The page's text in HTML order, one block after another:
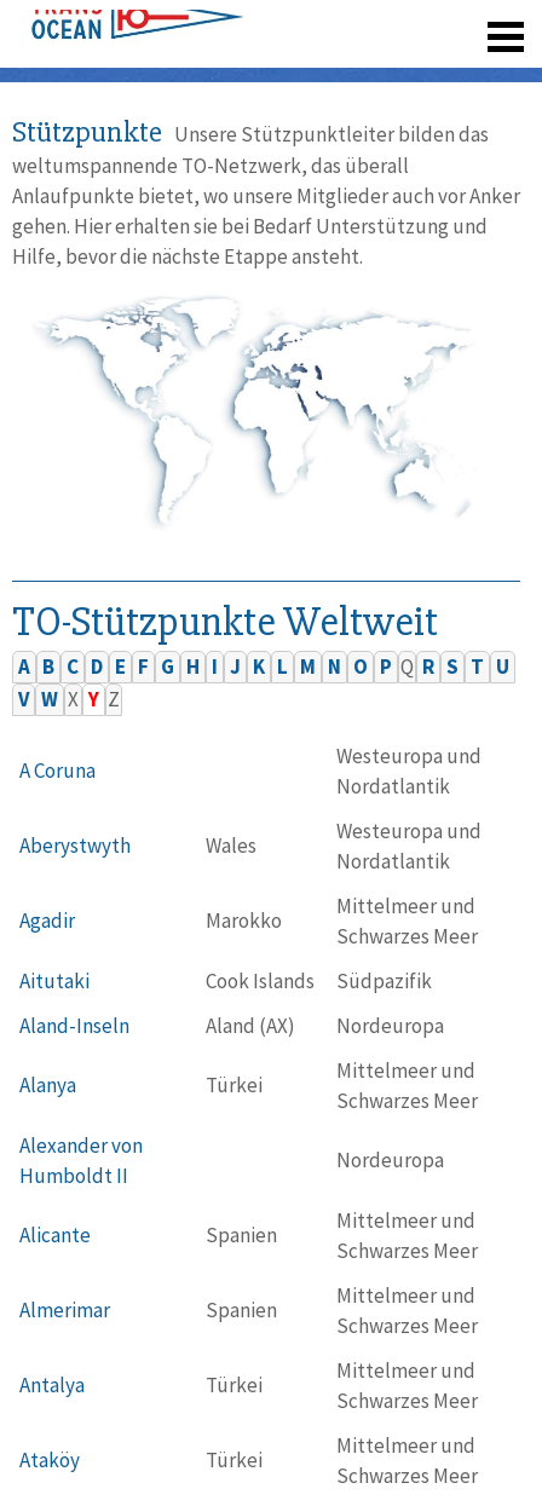
Stützpunkte Unsere Stützpunktleiter bilden das
weltumspannende TO-Netzwerk, das überall
Anlaufpunkte bietet, wo unsere Mitglieder auch vor Anker
gehen. Hier erhalten sie bei Bedarf Unterstützung und
Hilfe, bevor die nächste Etappe ansteht.
TO-Stützpunkte Weltweit
A B C D E F G H I J K L M N O P Q R S T U
V W X Y Z
A Coruna
Westeuropa und
Nordatlantik
Aberystwyth Wales
Westeuropa und
Nordatlantik
Agadir Marokko
Mittelmeer und
Schwarzes Meer
Aitutaki
Cook Islands
Südpazifik
Aland-Inseln
Aland (AX) Nordeuropa
Alanya Türkei
Mittelmeer und
Schwarzes Meer
Alexander von
Humboldt II
Nordeuropa
Alicante Spanien
Mittelmeer und
Schwarzes Meer
Almerimar Spanien
Mittelmeer und
Schwarzes Meer
Antalya Türkei
Mittelmeer und
Schwarzes Meer
Ataköy Türkei
Mittelmeer und
Schwarzes Meer